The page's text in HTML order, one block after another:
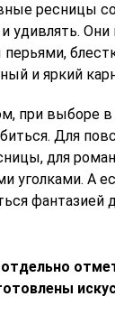
ресницы
удивлять.
и яркий
при выборе
Для
для
уголками. А
фантазией